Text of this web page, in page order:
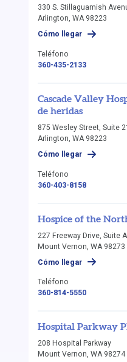
330 S. Stillaguamish
Arlington, WA 98223
Cómo llegar
Teléfono
360-435-2133
Cascade Valley
de heridas
875 Wesley Street, Suite
Arlington, WA 98223
Cómo llegar
Teléfono
360-403-8158
Hospice of the
227 Freeway Drive, Suite A
Mount Vernon, WA 98273
Cómo llegar
Teléfono
360-814-5550
Hospital Parkway
208 Hospital Parkway
Mount Vernon, WA 98274